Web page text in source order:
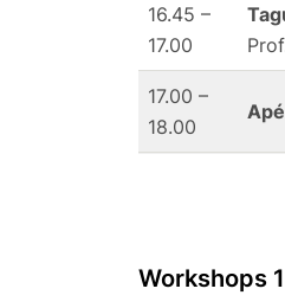
16.45 –
17.00
17.00 –
18.00
Workshops